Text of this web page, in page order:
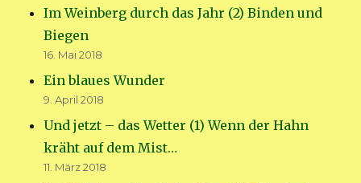
Im Weinberg durch das Jahr (2) Binden und
Biegen
16. Mai 2018
Ein blaues Wunder
9. April 2018
Und jetzt – das Wetter (1) Wenn der Hahn
kräht auf dem Mist…
11. März 2018